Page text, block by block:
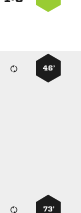
46’
73’